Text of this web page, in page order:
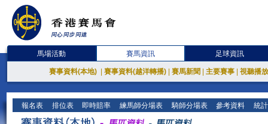
馬場活動 賽馬資訊 足球資訊
賽事資料(本地) 賽事資料(越洋轉播) 賽馬新聞 主要賽事 視聽播
報名表 排位表 即時賠率 練馬師分場表 騎師分場表 參考資料 統